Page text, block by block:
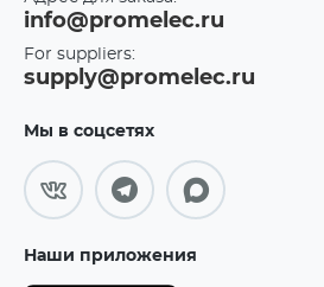
info@promelec.ru
For suppliers:
supply@promelec.ru
Мы в соцсетях
Наши приложения